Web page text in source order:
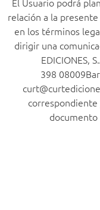
relación a la
en los términos
dirigir una
EDICIONES,
398
correspondiente